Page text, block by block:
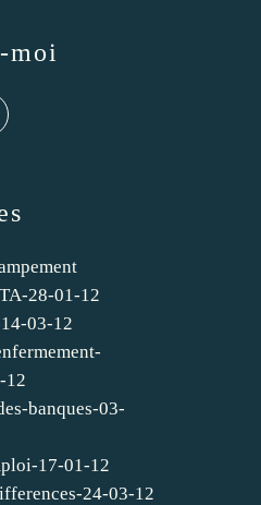
28-01-12
03-12
12
banques-03-
17-01-12
24-03-12
moi